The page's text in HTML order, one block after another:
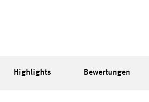
Highlights Bewertungen